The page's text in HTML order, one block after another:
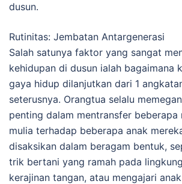
dusun.
Rutinitas: Jembatan Antargenerasi
Salah satunya faktor yang sangat
kehidupan di dusun ialah bagaimana
gaya hidup dilanjutkan dari 1
seterusnya. Orangtua selalu
penting dalam mentransfer beberapa
mulia terhadap beberapa anak
disaksikan dalam beragam bentuk,
trik bertani yang ramah pada
kerajinan tangan, atau mengajari